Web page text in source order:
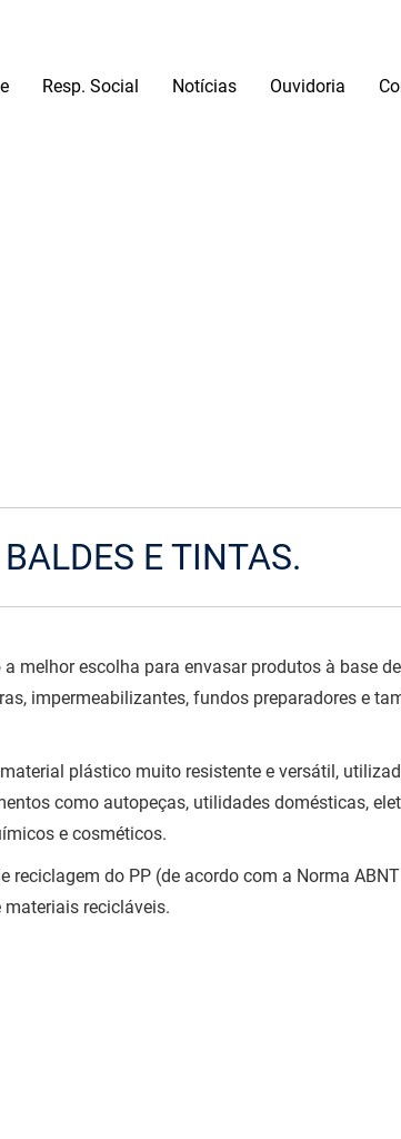
Resp. Social Notícias Ouvidoria
E TINTAS.
melhor escolha para envasar produtos à base
impermeabilizantes, fundos preparadores e
plástico muito resistente e versátil,
como autopeças, utilidades domésticas,
e cosméticos.
reciclagem do PP (de acordo com a Norma
recicláveis.